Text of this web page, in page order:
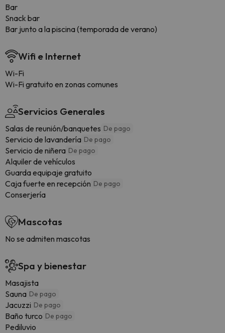
Bar
Snack bar
Bar junto a la piscina (temporada de verano)
Wifi e Internet
Wi-Fi
Wi-Fi gratuito en zonas comunes
Servicios Generales
Salas de reunión/banquetes De pago
Servicio de lavandería De pago
Servicio de niñera De pago
Alquiler de vehículos
Guarda equipaje gratuito
Caja fuerte en recepción De pago
Conserjería
Mascotas
No se admiten mascotas
Spa y bienestar
Masajista
Sauna De pago
Jacuzzi De pago
Baño turco De pago
Pediluvio